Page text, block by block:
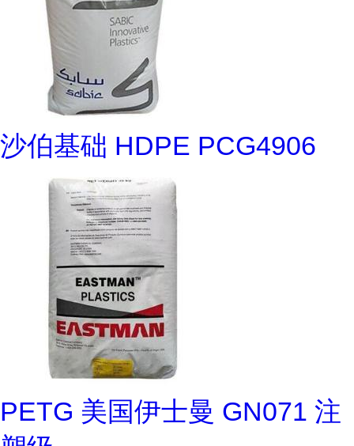
沙伯基础 HDPE PCG4906
PETG 美国伊士曼 GN071 注